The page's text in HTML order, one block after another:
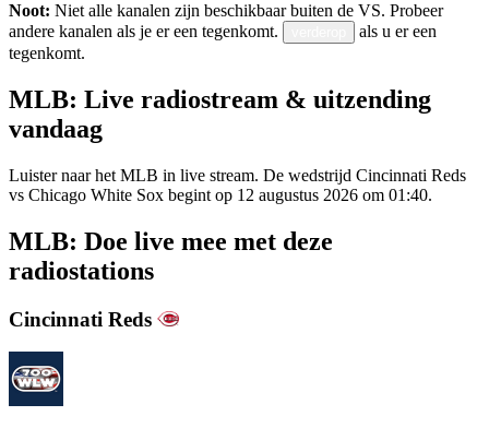
Noot: Niet alle kanalen zijn beschikbaar buiten de VS. Probeer
andere kanalen als je er een tegenkomt.
als u er een
tegenkomt.
MLB: Live radiostream & uitzending
vandaag
Luister naar het MLB in live stream. De wedstrijd Cincinnati Reds
vs Chicago White Sox begint op 12 augustus 2026 om 01:40.
MLB: Doe live mee met deze
radiostations
Cincinnati Reds